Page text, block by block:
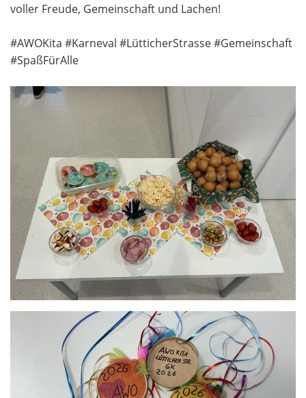
voller Freude, Gemeinschaft und Lachen!
#AWOKita #Karneval #LütticherStrasse #Gemeinschaft
#SpaßFürAlle